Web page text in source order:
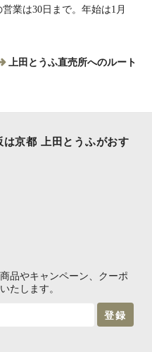
業は30日まで。年始は1月
上田とうふ直売所へのルート
京都 上田とうふがおす
品やキャンペーン、クーポ
たします。
登録